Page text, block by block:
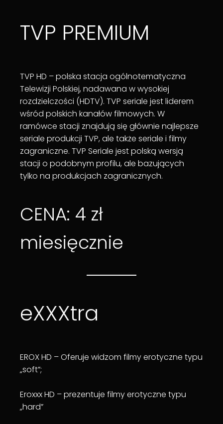
TVP PREMIUM
TVP HD – polska stacja ogólnotematyczna
Telewizji Polskiej, nadawana w wysokiej
rozdzielczości (HDTV). TVP seriale jest liderem
wśród polskich kanałów filmowych. W
ramówce stacji znajdują się głównie najlepsze
seriale produkcji TVP, ale także seriale i filmy
zagraniczne. TVP Seriale jest polską wersją
stacji o podobnym profilu, ale bazujących
tylko na produkcjach zagranicznych.
CENA: 4 zł
miesięcznie
eXXXtra
EROX HD – Oferuje widzom filmy erotyczne typu
„soft”;
Eroxxx HD – prezentuje filmy erotyczne typu
„hard”